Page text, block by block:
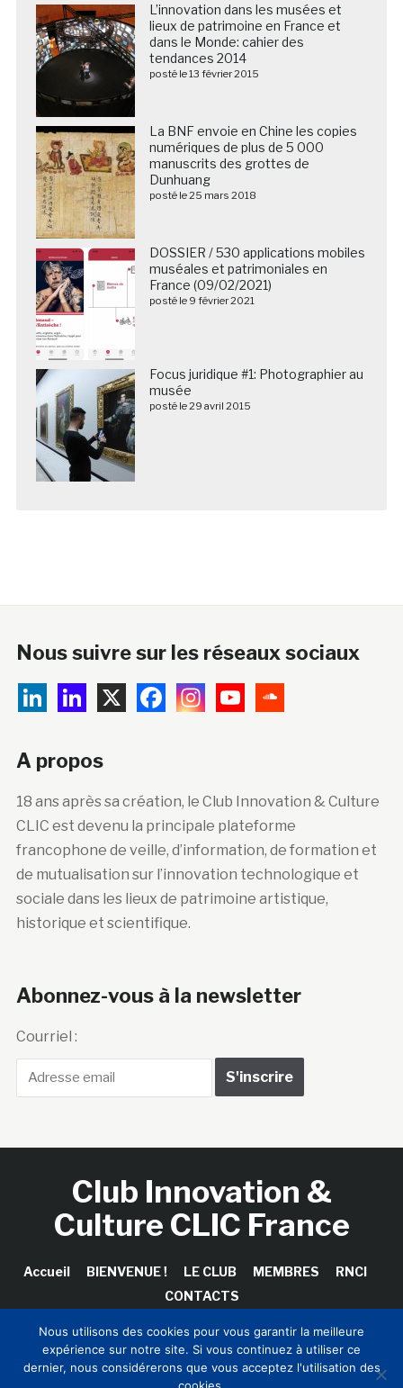
L’innovation dans les musées et
lieux de patrimoine en France et
dans le Monde: cahier des
tendances 2014
posté le 13 février 2015
La BNF envoie en Chine les copies
numériques de plus de 5 000
manuscrits des grottes de
Dunhuang
posté le 25 mars 2018
DOSSIER / 530 applications mobiles
muséales et patrimoniales en
France (09/02/2021)
posté le 9 février 2021
Focus juridique #1: Photographier au
musée
posté le 29 avril 2015
Nous suivre sur les réseaux sociaux
A propos
18 ans après sa création, le Club Innovation & Culture
CLIC est devenu la principale plateforme
francophone de veille, d’information, de formation et
de mutualisation sur l’innovation technologique et
sociale dans les lieux de patrimoine artistique,
historique et scientifique.
Abonnez-vous à la newsletter
Courriel :
Club Innovation &
Culture CLIC France
Accueil BIENVENUE ! LE CLUB MEMBRES
RNCI
CONTACTS
Copyright © 2026 Club Innovation & Culture CLIC France /
Nous utilisons des cookies pour vous garantir la meilleure
expérience sur notre site. Si vous continuez à utiliser ce
dernier, nous considérerons que vous acceptez l'utilisation des